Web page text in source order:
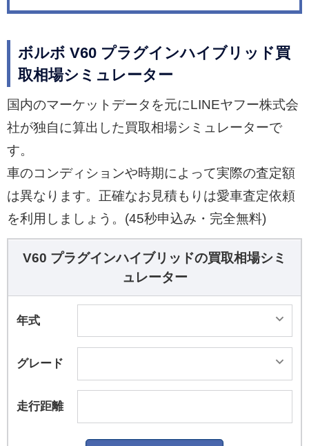
ボルボ V60 プラグインハイブリッド買
取相場シミュレーター
国内のマーケットデータを元にLINEヤフー株式会
社が独自に算出した買取相場シミュレーターで
す。
車のコンディションや時期によって実際の査定額
は異なります。正確なお見積もりは愛車査定依頼
を利用しましょう。(45秒申込み・完全無料)
V60 プラグインハイブリッドの買取相場シミ
ュレーター
年式
グレード
走行距離